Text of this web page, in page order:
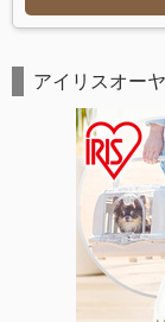
アイリスオー